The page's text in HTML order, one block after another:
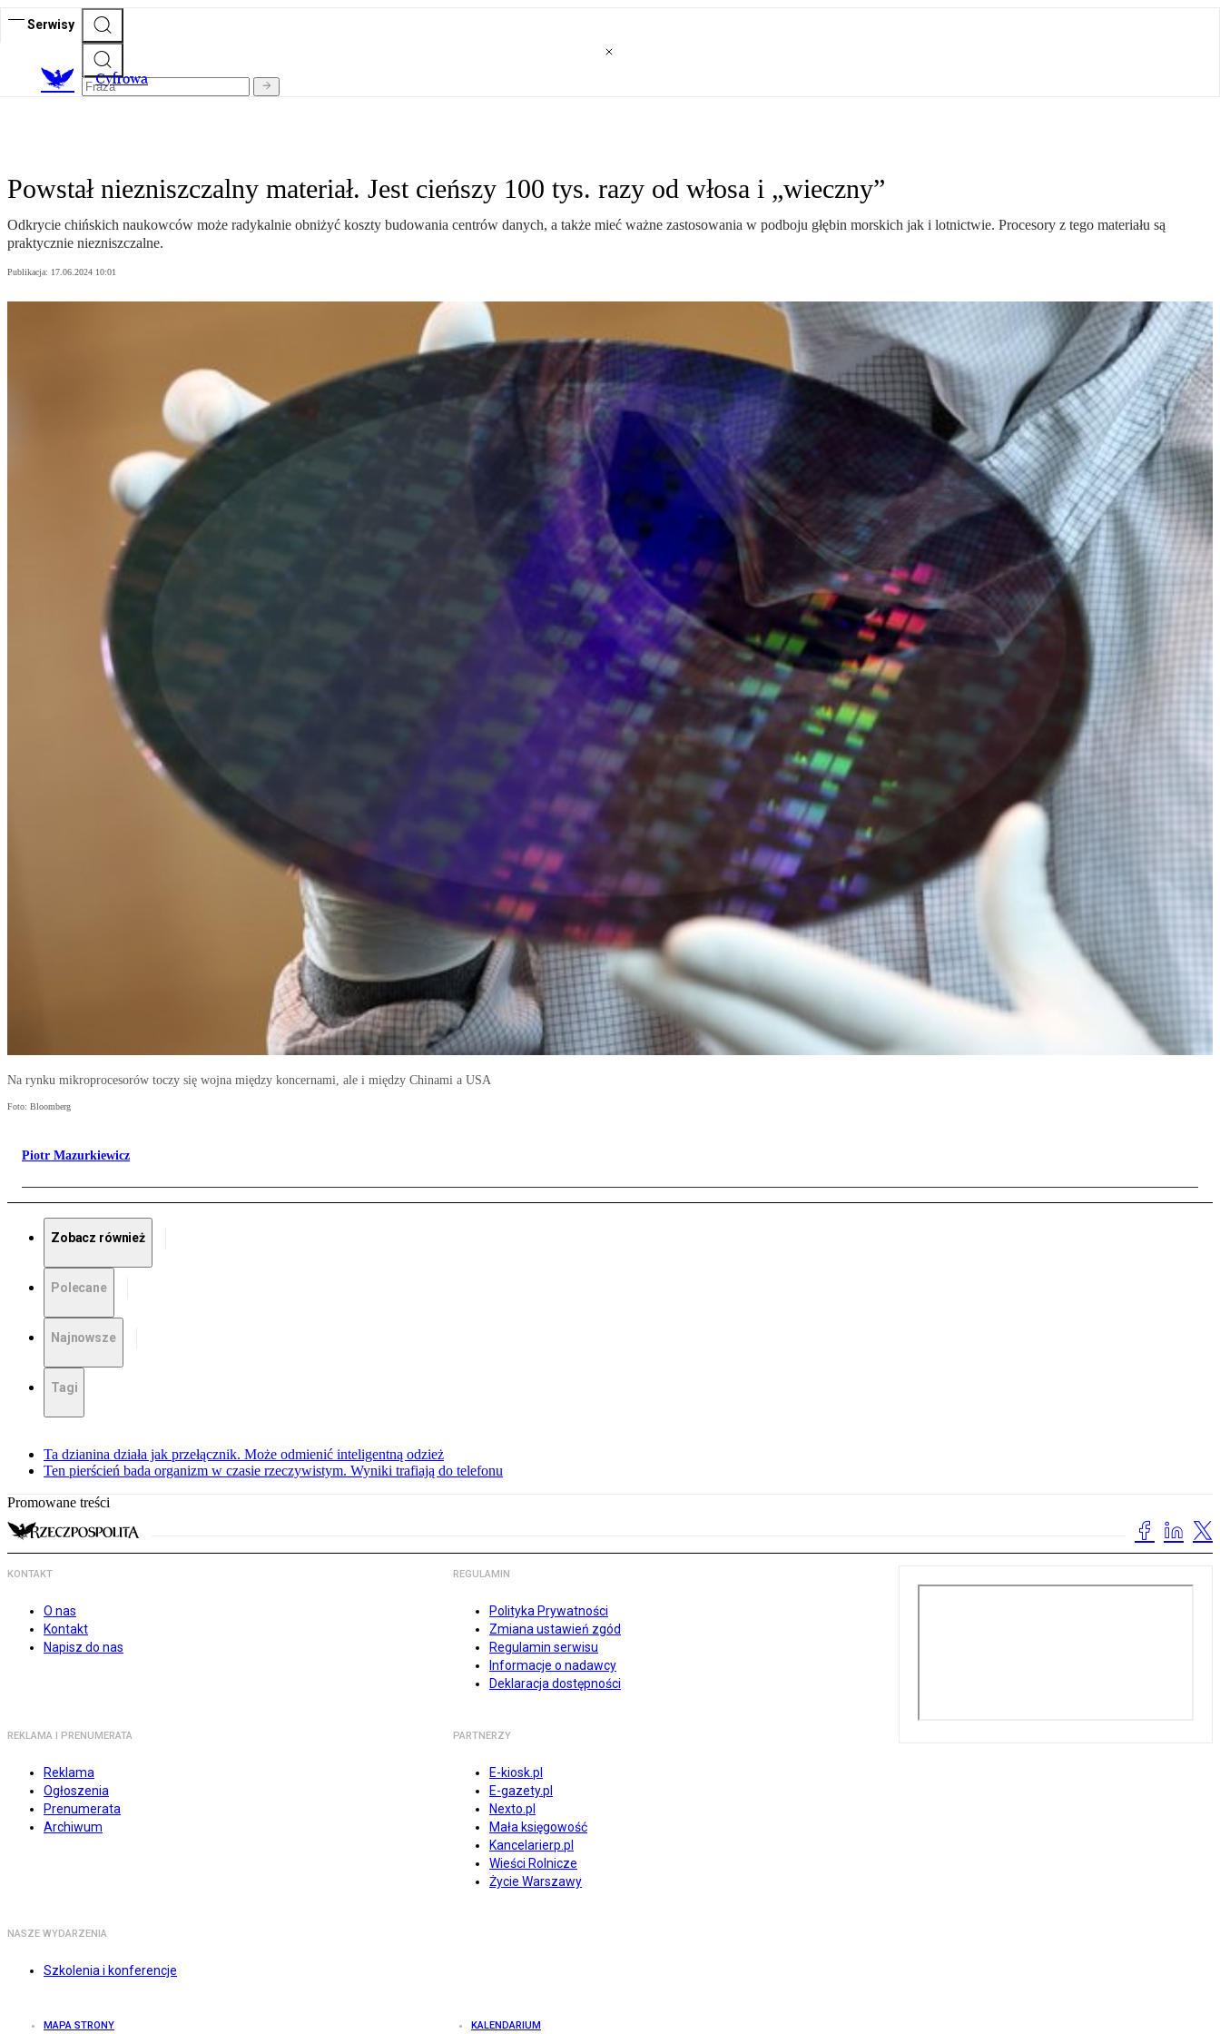
Serwisy
Cyfrowa
Powstał niezniszczalny materiał. Jest cieńszy 100 tys. razy od włosa i „wieczny”
Odkrycie chińskich naukowców może radykalnie obniżyć koszty budowania centrów danych, a także mieć ważne zastosowania w podboju głębin morskich jak i lotnictwie. Procesory z tego materiału są
praktycznie niezniszczalne.
Publikacja: 17.06.2024 10:01
Na rynku mikroprocesorów toczy się wojna między koncernami, ale i między Chinami a USA
Foto: Bloomberg
Piotr Mazurkiewicz
Zobacz również
Polecane
Najnowsze
Tagi
Ta dzianina działa jak przełącznik. Może odmienić inteligentną odzież
Ten pierścień bada organizm w czasie rzeczywistym. Wyniki trafiają do telefonu
Promowane treści
KONTAKT
O nas
Kontakt
Napisz do nas
REGULAMIN
Polityka Prywatności
Zmiana ustawień zgód
Regulamin serwisu
Informacje o nadawcy
Deklaracja dostępności
REKLAMA I PRENUMERATA
Reklama
Ogłoszenia
Prenumerata
Archiwum
PARTNERZY
E-kiosk.pl
E-gazety.pl
Nexto.pl
Mała księgowość
Kancelarierp.pl
Wieści Rolnicze
Życie Warszawy
NASZE WYDARZENIA
Szkolenia i konferencje
MAPA STRONY KALENDARIUM